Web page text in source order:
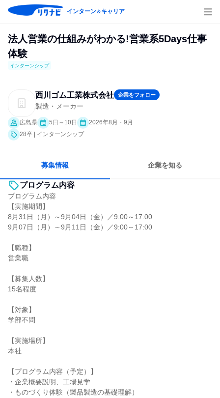
インターン＆キャリア
法人営業の仕組みがわかる!営業系5Days仕事
体験
インターンシップ
西川ゴム工業株式会社 企業をフォロー
製造・メーカー
広島県 5日～10日
2026年8月・9月
28卒 | インターンシップ
募集情報 企業を知る
プログラム内容
プログラム内容
【実施期間】
8月31日（月）～9月04日（金）／9:00～17:00
9月07日（月）～9月11日（金）／9:00～17:00
【職種】
営業職
【募集人数】
15名程度
【対象】
学部不問
【実施場所】
本社
【プログラム内容（予定）】
・企業概要説明、工場見学
・ものづくり体験（製品製造の基礎理解）